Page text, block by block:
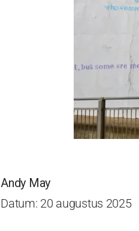
Andy May
Datum: 20 augustus 2025